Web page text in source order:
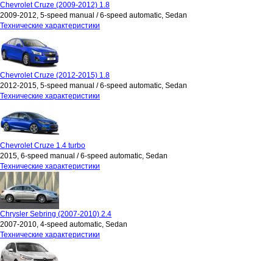
Chevrolet Cruze (2009-2012) 1.8
2009-2012, 5-speed manual / 6-speed automatic, Sedan
Технические характеристики
Chevrolet Cruze (2012-2015) 1.8
2012-2015, 5-speed manual / 6-speed automatic, Sedan
Технические характеристики
Chevrolet Cruze 1.4 turbo
2015, 6-speed manual / 6-speed automatic, Sedan
Технические характеристики
Chrysler Sebring (2007-2010) 2.4
2007-2010, 4-speed automatic, Sedan
Технические характеристики